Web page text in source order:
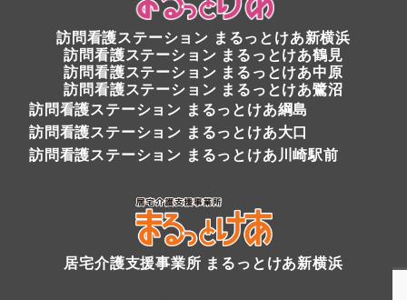
訪問看護ステーション まるっとけあ新横浜
訪問看護ステーション まるっとけあ鶴見
訪問看護ステーション まるっとけあ中原
訪問看護ステーション まるっとけあ鷺沼
訪問看護ステーション まるっとけあ綱島
訪問看護ステーション まるっとけあ大口
訪問看護ステーション まるっとけあ川崎駅前
居宅介護支援事業所 まるっとけあ新横浜